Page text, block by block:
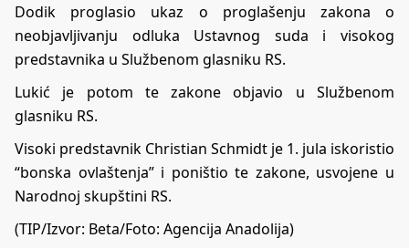
Dodik proglasio ukaz o proglašenju zakona o
neobjavljivanju odluka Ustavnog suda i visokog
predstavnika u Službenom glasniku RS.
Lukić je potom te zakone objavio u Službenom
glasniku RS.
Visoki predstavnik Christian Schmidt je 1. jula iskoristio
“bonska ovlaštenja” i poništio te zakone, usvojene u
Narodnoj skupštini RS.
(TIP/Izvor: Beta/Foto: Agencija Anadolija)